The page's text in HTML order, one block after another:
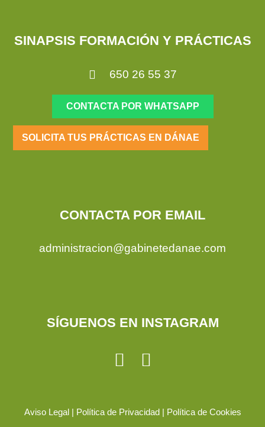
SINAPSIS FORMACIÓN Y PRÁCTICAS
650 26 55 37
CONTACTA POR WHATSAPP
SOLICITA TUS PRÁCTICAS EN DÁNAE
CONTACTA POR EMAIL
administracion@gabinetedanae.com
SÍGUENOS EN INSTAGRAM
Aviso Legal| Política de Privacidad| Política de Cookies